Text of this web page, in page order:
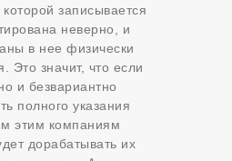
записывается
неверно, и
в нее физически
Это значит, что если
и безвариантно
полного указания
этим компаниям
дорабатывать их